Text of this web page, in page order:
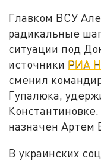
Главком ВСУ
радикальные
ситуации под
источники РИА
сменил
Гупалюка,
назначен Артем
В украинских